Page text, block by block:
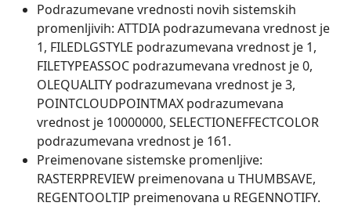
Podrazumevane vrednosti novih sistemskih
promenljivih: ATTDIA podrazumevana vrednost je
1, FILEDLGSTYLE podrazumevana vrednost je 1,
FILETYPEASSOC podrazumevana vrednost je 0,
OLEQUALITY podrazumevana vrednost je 3,
POINTCLOUDPOINTMAX podrazumevana
vrednost je 10000000, SELECTIONEFFECTCOLOR
podrazumevana vrednost je 161.
Preimenovane sistemske promenljive:
RASTERPREVIEW preimenovana u THUMBSAVE,
REGENTOOLTIP preimenovana u REGENNOTIFY.